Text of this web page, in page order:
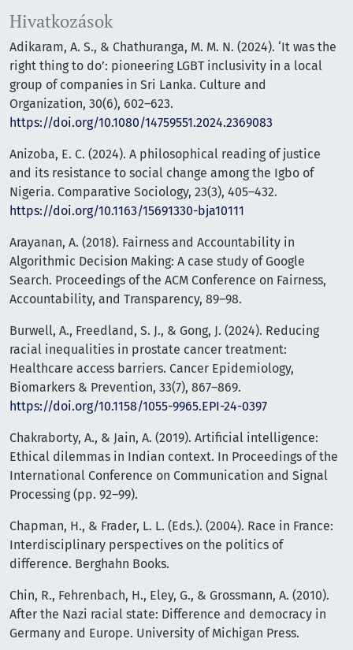
Hivatkozások
Adikaram, A. S., & Chathuranga, M. M. N. (2024). ‘It was the
right thing to do’: pioneering LGBT inclusivity in a local
group of companies in Sri Lanka. Culture and
Organization, 30(6), 602–623.
https://doi.org/10.1080/14759551.2024.2369083
Anizoba, E. C. (2024). A philosophical reading of justice
and its resistance to social change among the Igbo of
Nigeria. Comparative Sociology, 23(3), 405–432.
https://doi.org/10.1163/15691330-bja10111
Arayanan, A. (2018). Fairness and Accountability in
Algorithmic Decision Making: A case study of Google
Search. Proceedings of the ACM Conference on Fairness,
Accountability, and Transparency, 89–98.
Burwell, A., Freedland, S. J., & Gong, J. (2024). Reducing
racial inequalities in prostate cancer treatment:
Healthcare access barriers. Cancer Epidemiology,
Biomarkers & Prevention, 33(7), 867–869.
https://doi.org/10.1158/1055-9965.EPI-24-0397
Chakraborty, A., & Jain, A. (2019). Artificial intelligence:
Ethical dilemmas in Indian context. In Proceedings of the
International Conference on Communication and Signal
Processing (pp. 92–99).
Chapman, H., & Frader, L. L. (Eds.). (2004). Race in France:
Interdisciplinary perspectives on the politics of
difference. Berghahn Books.
Chin, R., Fehrenbach, H., Eley, G., & Grossmann, A. (2010).
After the Nazi racial state: Difference and democracy in
Germany and Europe. University of Michigan Press.